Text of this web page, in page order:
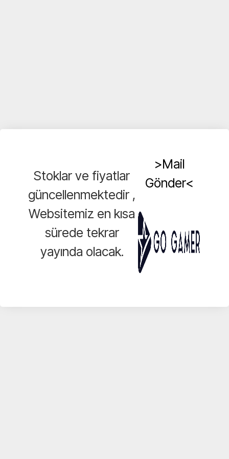
Stoklar ve fiyatlar
güncellenmektedir ,
Websitemiz en kısa
sürede tekrar
yayında olacak.
>Mail
Gönder<